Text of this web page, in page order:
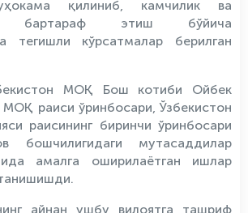
қилиниб, камчилик ва
бартараф этиш бўйича
тегишли кўрсатмалар берилган
МОҚ Бош котиби Ойбек
раиси ўринбосари, Ўзбекистон
раисининг биринчи ўринбосари
бошчилигидаги мутасаддилар
амалга оширилаётган ишлар
айнан ушбу вилоятга ташриф